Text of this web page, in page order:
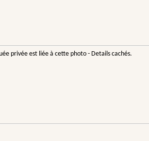
privée est liée à cette photo - Details cachés.